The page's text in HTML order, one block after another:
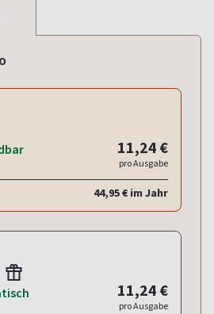
11,24 €
pro Ausgabe
44,95 € im Jahr
11,24 €
pro Ausgabe